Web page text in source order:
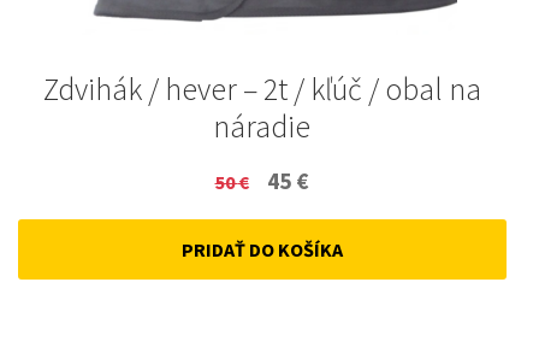
Zdvihák / hever – 2t / kľúč / obal na
náradie
50€
Original
price
was:
45 €
price
is:
PRIDAŤ DO KOŠÍKA